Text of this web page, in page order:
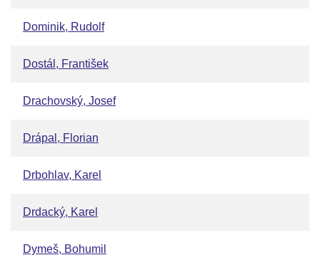
Dominik, Rudolf
Dostál, František
Drachovský, Josef
Drápal, Florian
Drbohlav, Karel
Drdacký, Karel
Dymeš, Bohumil